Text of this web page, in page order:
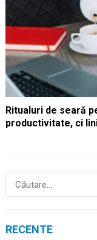
Ritualuri de seară
productivitate, ci
Caută
RECENTE